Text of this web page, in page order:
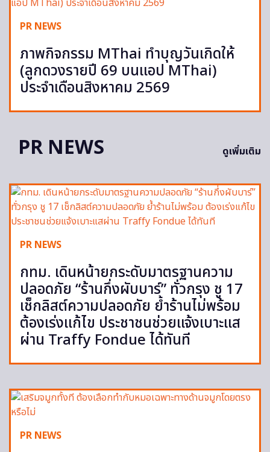
PR NEWS
ภาพกิจกรรม MThai ทำบุญวันเกิดให้
(ลูกดวงรายปี 69 บนแอป MThai)
ประจำเดือนสิงหาคม 2569
PR NEWS ดูเพิ่มเติม
PR NEWS
กทม. เดินหน้ายกระดับมาตรฐานความ
ปลอดภัย “ร้านกึ่งผับบาร์” ทั่วกรุง ชู 17
เช็กลิสต์ความปลอดภัย ย้ำร้านไม่พร้อม
ต้องเร่งแก้ไข ประชาชนช่วยแจ้งเบาะแส
ผ่าน Traffy Fondue ได้ทันที
PR NEWS